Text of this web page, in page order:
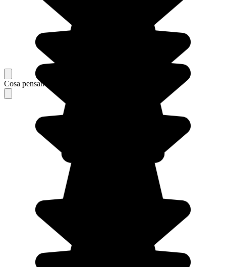
Cosa pensano i nostri viaggiatori del loro soggiorno